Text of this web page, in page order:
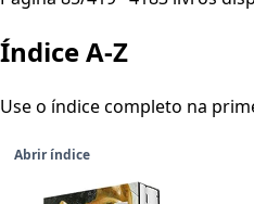
Índice A-Z
Use o índice completo na
Abrir índice